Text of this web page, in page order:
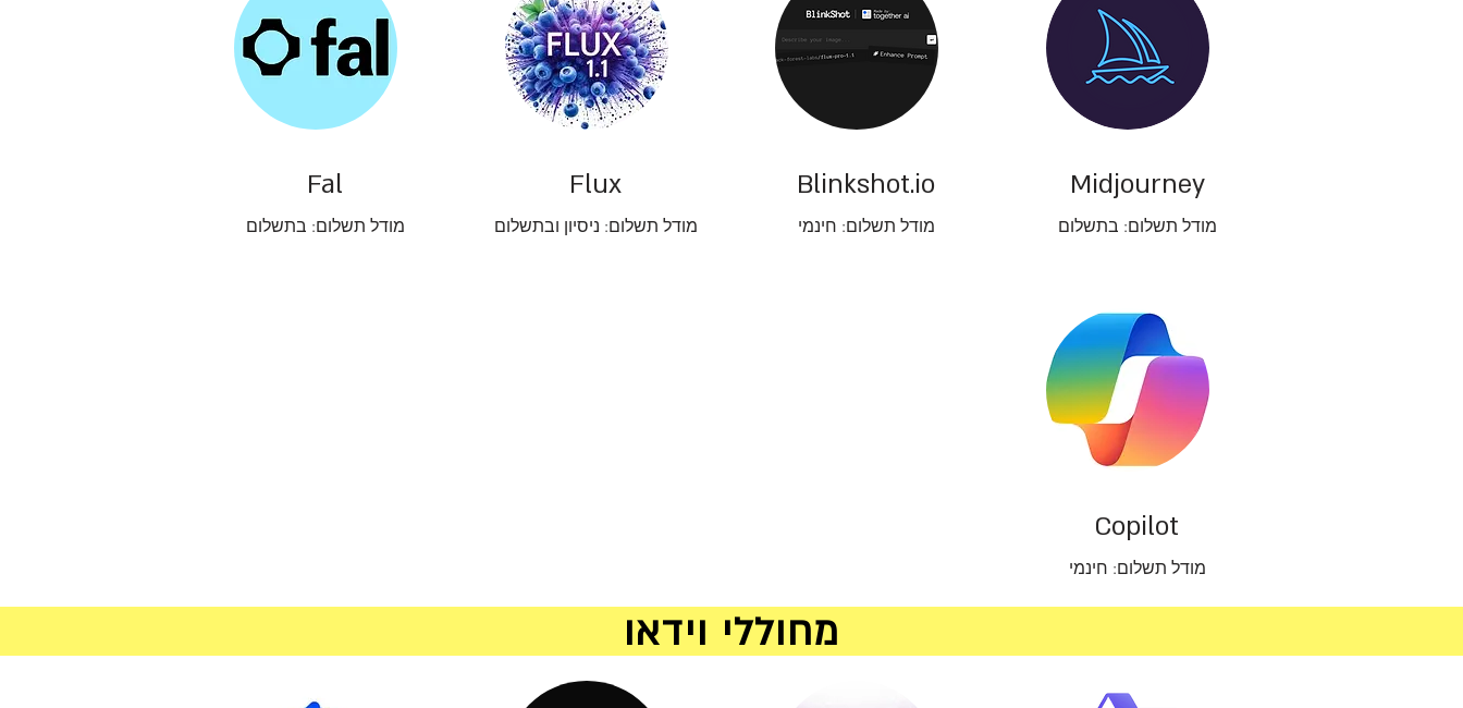
Midjourney
מודל תשלום: בתשלום
Copilot
מודל תשלום: חינמי
Blinkshot.io
מודל תשלום: חינמי
Flux
מודל תשלום: ניסיון ובתשלום
Fal
מודל תשלום: בתשלום
מחוללי וידאו